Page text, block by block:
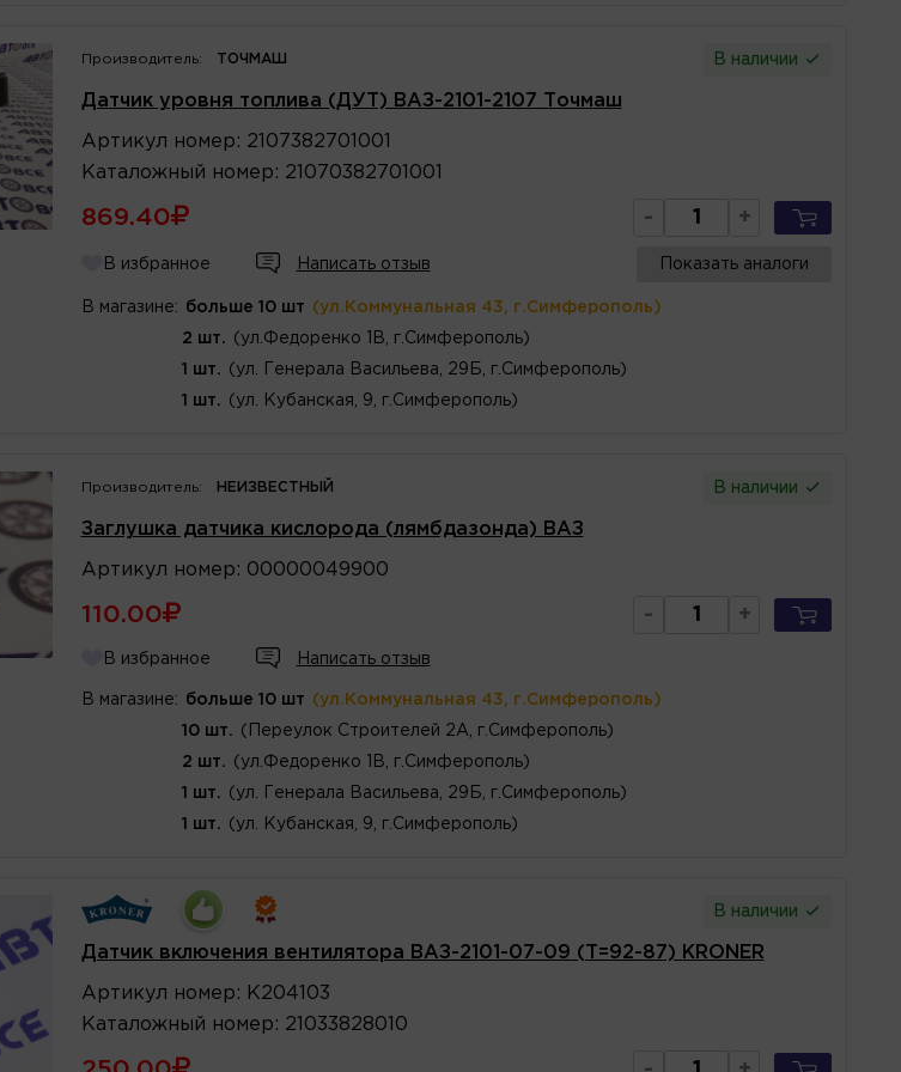
Производитель: ТОЧМАШ В наличии
Датчик уровня топлива (ДУТ) ВАЗ-2101-2107 Точмаш
Артикул номер : 2107382701001
Каталожный номер : 21070382701001
869.40 - +
В избранное Написать отзыв Показать аналоги
В магазине: больше 10 шт (ул.Коммунальная 43, г.Симферополь)
2 шт. (ул.Федоренко 1В, г.Симферополь)
1 шт. (ул. Генерала Васильева, 29Б, г.Симферополь)
1 шт. (ул. Кубанская, 9, г.Симферополь)
Производитель: НЕИЗВЕСТНЫЙ В наличии
Заглушка датчика кислорода (лямбдазонда) ВАЗ
Артикул номер : 00000049900
110.00 - +
В избранное Написать отзыв
В магазине: больше 10 шт (ул.Коммунальная 43, г.Симферополь)
10 шт. (Переулок Строителей 2А, г.Симферополь)
2 шт. (ул.Федоренко 1В, г.Симферополь)
1 шт. (ул. Генерала Васильева, 29Б, г.Симферополь)
1 шт. (ул. Кубанская, 9, г.Симферополь)
В наличии
Датчик включения вентилятора ВАЗ-2101-07-09 (Т=92-87) KRONER
Артикул номер : K204103
Каталожный номер : 21033828010